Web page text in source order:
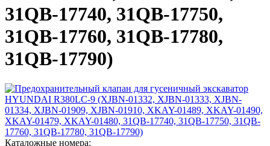
31QB-17740, 31QB-17750,
31QB-17760, 31QB-17780,
31QB-17790)
Каталожные номера: